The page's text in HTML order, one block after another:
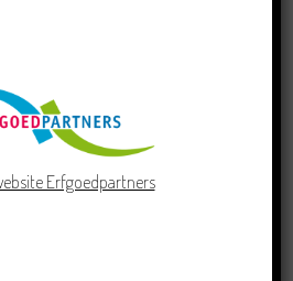
kinderboek met
Erfgoedpartners